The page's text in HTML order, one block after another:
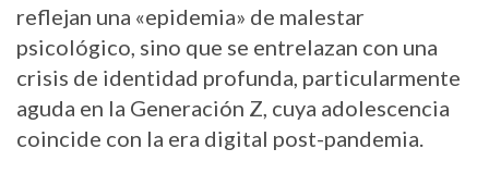
reflejan una «epidemia» de malestar
psicológico, sino que se entrelazan con una
crisis de identidad profunda, particularmente
aguda en la Generación Z, cuya adolescencia
coincide con la era digital post-pandemia.